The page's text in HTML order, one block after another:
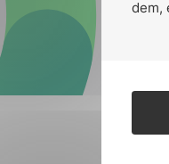
dem,
og beredskap
og automatisering
elinstallasjoner